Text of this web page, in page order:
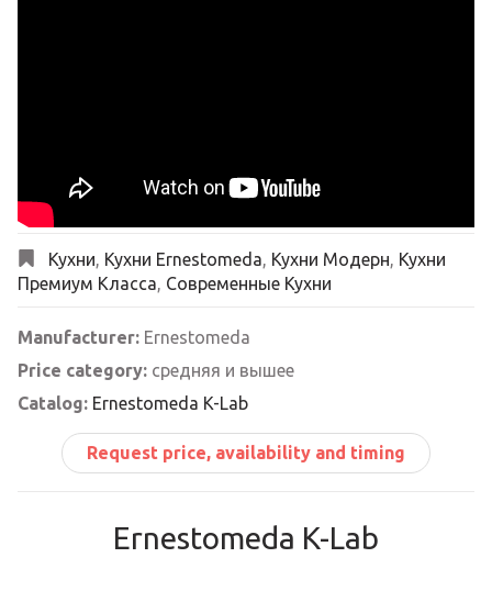
Кухни, Кухни Ernestomeda, Кухни Модерн, Кухни
Премиум Класса, Современные Кухни
Manufacturer: Ernestomeda
Price category: средняя и вышее
Catalog: Ernestomeda K-Lab
Request price, availability and timing
Ernestomeda K-Lab